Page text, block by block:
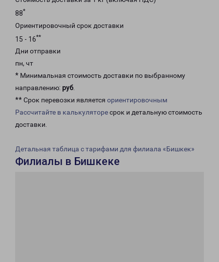
88*
Ориентировочный срок доставки
15 - 16**
Дни отправки
пн, чт
* Минимальная стоимость доставки по выбранному
направлению: руб.
** Срок перевозки является ориентировочным
Рассчитайте в калькуляторесрок и детальную стоимость
доставки.
Детальная таблица с тарифами для филиала «Бишкек»
Филиалы в Бишкеке